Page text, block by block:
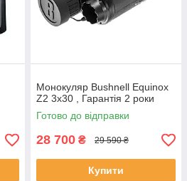
Монокуляр Bushnell Equinox
Z2 3x30 , Гарантія 2 роки
Готово до відправки
28 700 ₴ 29 590 ₴
Купити